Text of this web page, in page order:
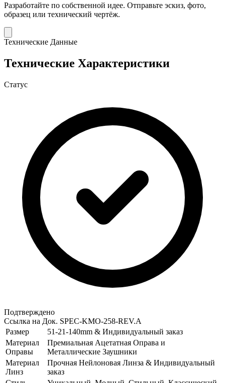
Разработайте по собственной идее. Отправьте эскиз, фото,
образец или технический чертёж.
Технические Данные
Технические Характеристики
Статус
Подтверждено
Ссылка на Док. SPEC-KMO-258-REV.A
Размер
51-21-140mm & Индивидуальный заказ
Материал
Оправы
Премиальная Ацетатная Оправа и
Металлические Заушники
Материал
Линз
Прочная Нейлоновая Линза & Индивидуальный
заказ